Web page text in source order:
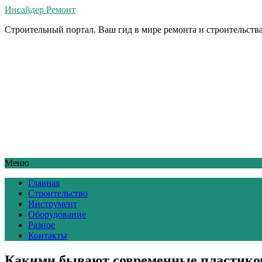
Инсайдер Ремонт
Строительный портал. Ваш гид в мире ремонта и
Меню
Главная
Строительство
Инструмент
Оборудование
Разное
Контакты